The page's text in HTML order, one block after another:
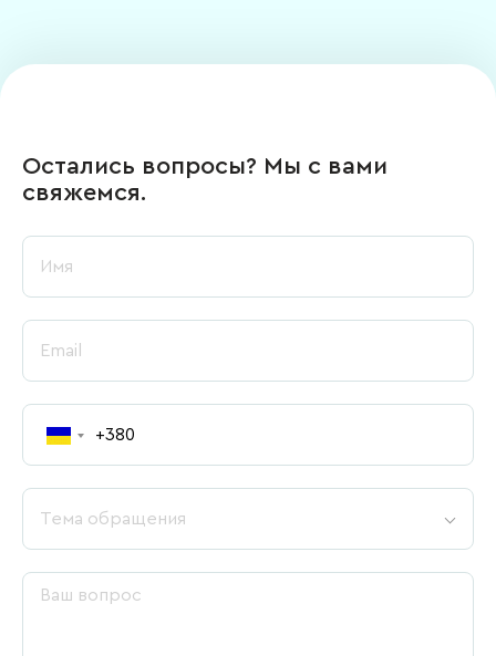
Остались вопросы? Мы с вами
свяжемся.
Тема обращения